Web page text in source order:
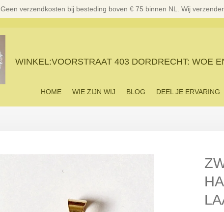
Geen verzendkosten bij besteding boven € 75 binnen NL. Wij
WINKEL:VOORSTRAAT 403 DORDRECHT: WOE
HOME WIE ZIJN WIJ BLOG DEEL JE ERVARING